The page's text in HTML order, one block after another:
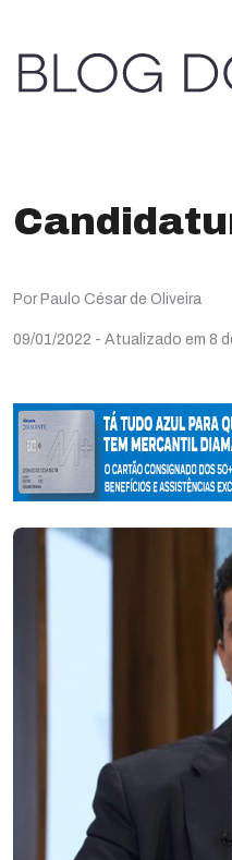
Por Paulo César de Oliveira
09/01/2022 - Atualizado em 8